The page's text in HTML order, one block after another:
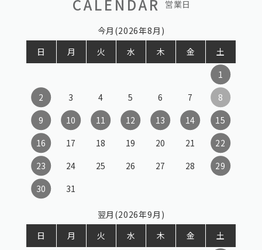
CALENDAR 営業日
今月(2026年8月)
日
月 火 水 木 金
土
1
2
3 4 5 6 7
8
9
10 11 12 13 14
15
16
17 18 19 20 21
22
23
24 25 26 27 28
29
30
31
翌月(2026年9月)
日
月 火 水 木 金
土